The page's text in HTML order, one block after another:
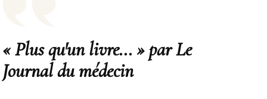
« Plus qu'un livre... » par Le
Journal du médecin